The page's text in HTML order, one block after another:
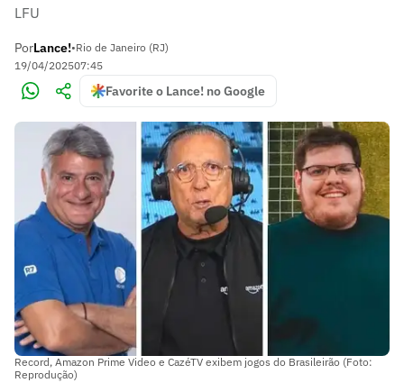
LFU
PorLance!•Rio de Janeiro (RJ)
19/04/202507:45
Favorite o Lance! no Google
Record, Amazon Prime Video e CazéTV exibem jogos do Brasileirão (Foto:
Reprodução)